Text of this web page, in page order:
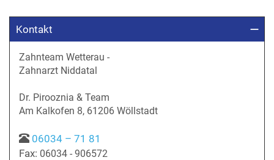
Kontakt
Zahnteam Wetterau -
Zahnarzt Niddatal
Dr. Pirooznia & Team
Am Kalkofen 8, 61206 Wöllstadt
06034 – 71 81
Fax: 06034 - 906572